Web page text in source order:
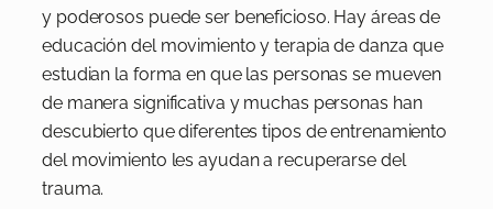
y poderosos puede ser beneficioso. Hay áreas de
educación del movimiento y terapia de danza que
estudian la forma en que las personas se mueven
de manera significativa y muchas personas han
descubierto que diferentes tipos de entrenamiento
del movimiento les ayudan a recuperarse del
trauma.